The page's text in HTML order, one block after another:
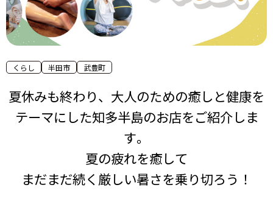
くらし 半田市 武豊町
夏休みも終わり、大人のための癒しと健康を
テーマにした知多半島のお店をご紹介しま
す。
夏の疲れを癒して
まだまだ続く厳しい暑さを乗り切ろう！